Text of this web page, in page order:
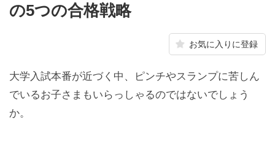
の5つの合格戦略
お気に入りに登録
大学入試本番が近づく中、ピンチやスランプに苦しん
でいるお子さまもいらっしゃるのではないでしょう
か。